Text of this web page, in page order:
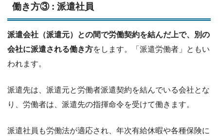
働き方③ : 派遣社員
派遣会社（派遣元）との間で労働契約を結んだ上で、別の
会社に派遣される働き方をします。「派遣労働者」ともい
われます。
派遣先は、派遣元と労働者派遣契約を結んでいる会社とな
り、労働者は、派遣先の指揮命令を受けて働きます。
派遣社員も労働法が適応され、年次有給休暇や各種保険に